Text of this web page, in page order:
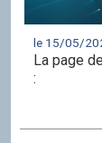
le 15/05/
La page
: